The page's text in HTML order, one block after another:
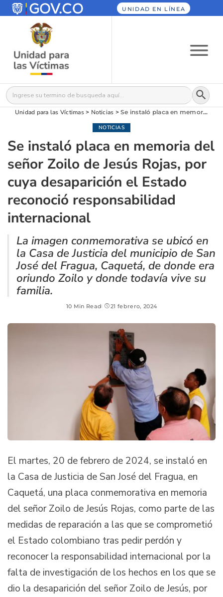
UNIDAD EN LÍNEA
Buscar: Botón
Unidad para las Víctimas> Noticias >Se instaló placa en memoria del señor Zoilo de Jesús Rojas, por cuya desaparición el Estado reconoció responsabilidad internacional
NOTICIAS
Se instaló placa en memoria del
señor Zoilo de Jesús Rojas, por
cuya desaparición el Estado
reconoció responsabilidad
internacional
La imagen conmemorativa se ubicó en
la Casa de Justicia del municipio de San
José del Fragua, Caquetá, de donde era
oriundo Zoilo y donde todavía vive su
familia.
10 Min Read 21 febrero, 2024
El martes, 20 de febrero de 2024, se instaló en
la Casa de Justicia de San José del Fragua, en
Caquetá, una placa conmemorativa en memoria
del señor Zoilo de Jesús Rojas, como parte de las
medidas de reparación a las que se comprometió
el Estado colombiano tras pedir perdón y
reconocer la responsabilidad internacional por la
falta de investigación de los hechos en los que se
dio la desaparición del señor Zoilo de Jesús, por